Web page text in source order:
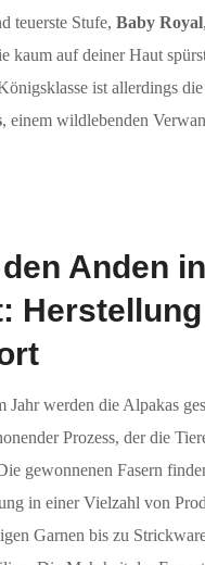
teuerste Stufe, Baby Royal
kaum auf deiner Haut
ist allerdings die
, einem wildlebenden
Anden
Jahr werden die Alpakas
Prozess, der die
gewonnenen Fasern
in einer Vielzahl von
Garnen bis zu